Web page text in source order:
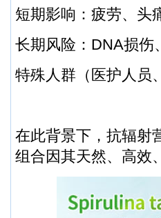
短期影响：疲劳、头
长期风险：DNA损伤
特殊人群（医护人员
在此背景下，抗辐射
组合因其天然、高效